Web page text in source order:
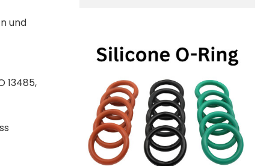
und
13485,